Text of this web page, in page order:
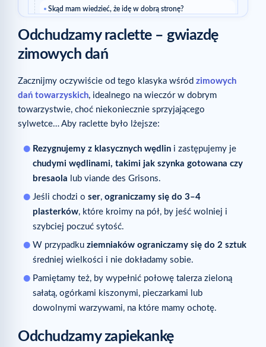
Skąd mam wiedzieć, że idę w dobrą stronę?
Czy trzeba zmieniać wszystko naraz?
Czytaj dalej
Odchudzamy raclette – gwiazdę
zimowych dań
Zacznijmy oczywiście od tego klasyka wśród zimowych
dań towarzyskich, idealnego na wieczór w dobrym
towarzystwie, choć niekoniecznie sprzyjającego
sylwetce… Aby raclette było lżejsze:
Rezygnujemy z klasycznych wędlin i zastępujemy je
chudymi wędlinami, takimi jak szynka gotowana czy
bresaola lub viande des Grisons.
Jeśli chodzi o ser, ograniczamy się do 3–4
plasterków, które kroimy na pół, by jeść wolniej i
szybciej poczuć sytość.
W przypadku ziemniaków ograniczamy się do 2 sztuk
średniej wielkości i nie dokładamy sobie.
Pamiętamy też, by wypełnić połowę talerza zieloną
sałatą, ogórkami kiszonymi, pieczarkami lub
dowolnymi warzywami, na które mamy ochotę.
Odchudzamy zapiekankę